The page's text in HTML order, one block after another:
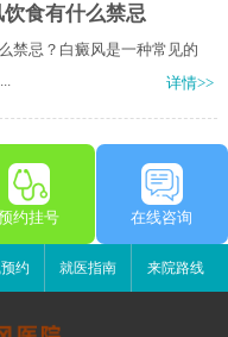
食有什么禁忌
禁忌？白癜风是一种常见的
详情>>
约挂号 在线咨询
约 就医指南 来院路线